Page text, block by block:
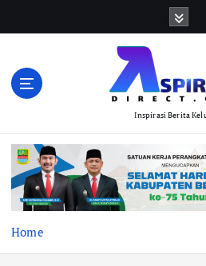
Inspirasi Berita
Home